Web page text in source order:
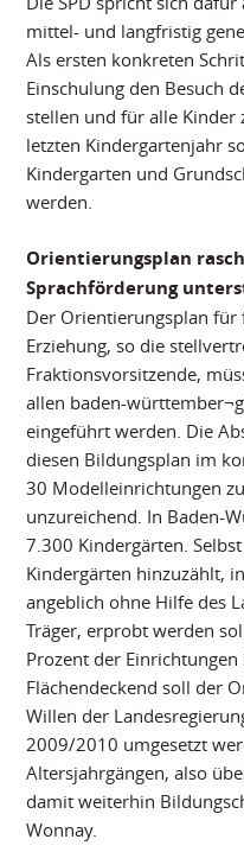
mittel- und langfristig
Als ersten konkreten
Einschulung den Besuch
stellen und für alle Kinder
letzten Kindergartenjahr
Kindergarten und
werden.
Orientierungsplan
Sprachförderung
Der Orientierungsplan
Erziehung, so die
Fraktionsvorsitzende,
allen baden-
eingeführt werden. Die
diesen Bildungsplan im
30 Modelleinrichtungen
unzureichend. In Baden-
7.300 Kindergärten.
Kindergärten hinzuzählt,
angeblich ohne Hilfe des
Träger, erprobt werden
Prozent der
Flächendeckend soll der
Willen der
2009/2010 umgesetzt
Altersjahrgängen, also
damit weiterhin
Wonnay.